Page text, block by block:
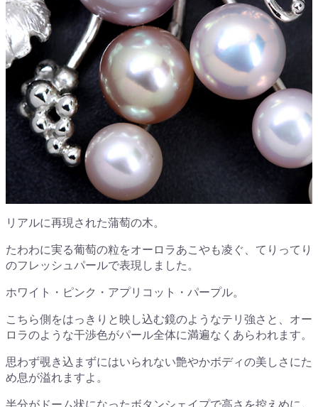
リアルに再現された蒲萄の木。
たわわに実る葡萄の粒をオーロラあこやも凌ぐ、てりってり
のフレッシュパールで表現しました。
ホワイト・ピンク・アプリコット・パープル。
こちら側をはっきりと映し込む鏡のようなテリ強さと、オー
ロラのような干渉色がパール全体に満遍なくあらわれます。
思わず覗き込まずにはいられない艶やかボディの美しさにた
め息が溢れますよ。